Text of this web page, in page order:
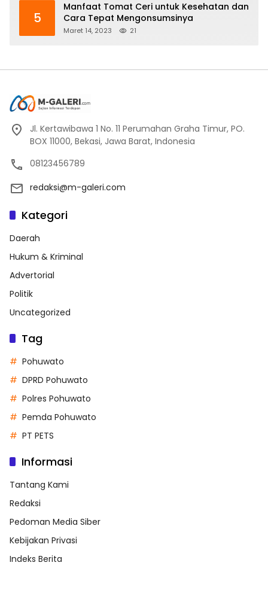
5
Manfaat Tomat Ceri untuk Kesehatan dan
Cara Tepat Mengonsumsinya
Maret 14, 2023 21
Jl. Kertawibawa 1 No. 11 Perumahan Graha Timur, PO.
BOX 11000, Bekasi, Jawa Barat, Indonesia
08123456789
redaksi@m-galeri.com
Kategori
Daerah
Hukum & Kriminal
Advertorial
Politik
Uncategorized
Tag
Pohuwato
DPRD Pohuwato
Polres Pohuwato
Pemda Pohuwato
PT PETS
Informasi
Tantang Kami
Redaksi
Pedoman Media Siber
Kebijakan Privasi
Indeks Berita